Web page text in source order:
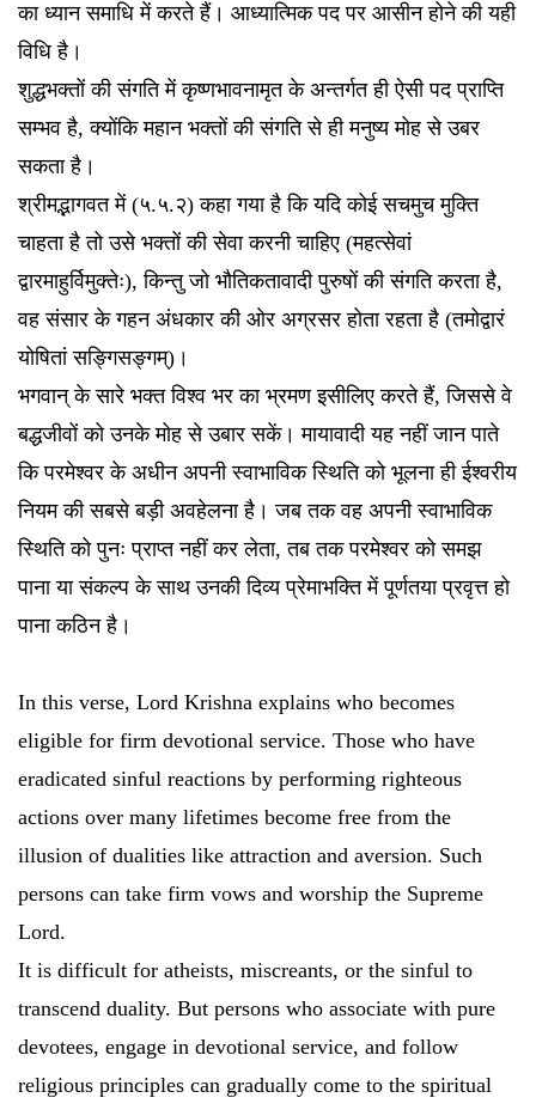
का ध्यान समाधि में करते हैं। आध्यात्मिक पद पर आसीन होने की यही
विधि है।
शुद्धभक्तों की संगति में कृष्णभावनामृत के अन्तर्गत ही ऐसी पद प्राप्ति
सम्भव है, क्योंकि महान भक्तों की संगति से ही मनुष्य मोह से उबर
सकता है।
श्रीमद्भागवत में (५.५.२) कहा गया है कि यदि कोई सचमुच मुक्ति
चाहता है तो उसे भक्तों की सेवा करनी चाहिए (महत्सेवां
द्वारमाहुर्विमुक्तेः), किन्तु जो भौतिकतावादी पुरुषों की संगति करता है,
वह संसार के गहन अंधकार की ओर अग्रसर होता रहता है (तमोद्वारं
योषितां सङ्गिसङ्गम्)।
भगवान् के सारे भक्त विश्व भर का भ्रमण इसीलिए करते हैं, जिससे वे
बद्धजीवों को उनके मोह से उबार सकें। मायावादी यह नहीं जान पाते
कि परमेश्वर के अधीन अपनी स्वाभाविक स्थिति को भूलना ही ईश्वरीय
नियम की सबसे बड़ी अवहेलना है। जब तक वह अपनी स्वाभाविक
स्थिति को पुनः प्राप्त नहीं कर लेता, तब तक परमेश्वर को समझ
पाना या संकल्प के साथ उनकी दिव्य प्रेमाभक्ति में पूर्णतया प्रवृत्त हो
पाना कठिन है।
In this verse, Lord Krishna explains who becomes
eligible for firm devotional service. Those who have
eradicated sinful reactions by performing righteous
actions over many lifetimes become free from the
illusion of dualities like attraction and aversion. Such
persons can take firm vows and worship the Supreme
Lord.
It is difficult for atheists, miscreants, or the sinful to
transcend duality. But persons who associate with pure
devotees, engage in devotional service, and follow
religious principles can gradually come to the spiritual